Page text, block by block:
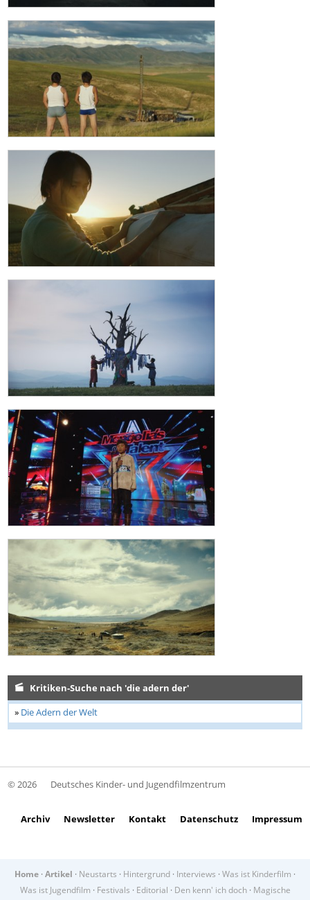
Kritiken-Suche nach 'die adern der'
» Die Adern der Welt
© 2026 Deutsches Kinder- und Jugendfilmzentrum
Archiv Newsletter Kontakt Datenschutz Impressum
Home · Artikel · Neustarts · Hintergrund · Interviews · Was ist Kinderfilm ·
Was ist Jugendfilm · Festivals · Editorial · Den kenn' ich doch· Magische